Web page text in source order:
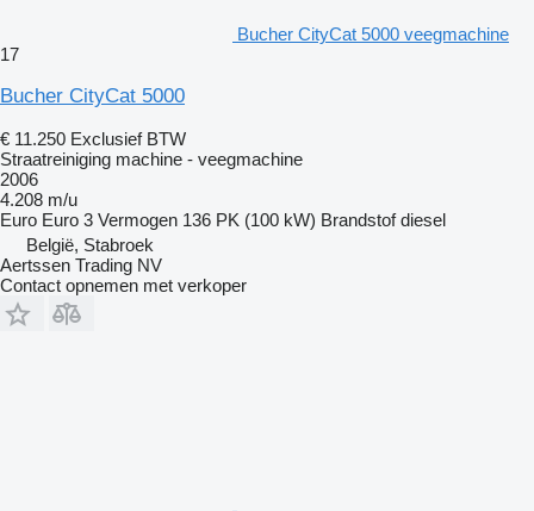
Bucher CityCat 5000 veegmachine
17
Bucher CityCat 5000
€ 11.250 Exclusief BTW
Straatreiniging machine - veegmachine
2006
4.208 m/u
Euro Euro 3 Vermogen 136 PK (100 kW) Brandstof diesel
België, Stabroek
Aertssen Trading NV
Contact opnemen met verkoper